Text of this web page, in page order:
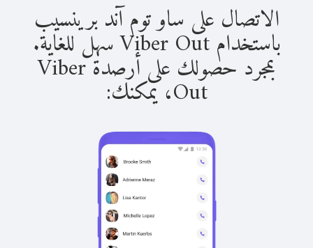
الاتصال على ساو توم آند برينسيب
باستخدام Viber Out سهل للغاية.
بمجرد حصولك على أرصدة Viber
Out، يمكنك: